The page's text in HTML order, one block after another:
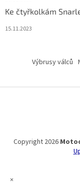
Ke čtyřkolkám
15.11.2023
Výbrusy válců
Copyright 2026
×